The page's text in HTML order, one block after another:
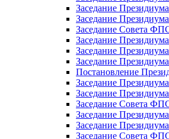
Заседание
Заседание
Заседание Совета
Заседание
Заседание
Заседание
Постановление
Заседание
Заседание
Заседание Совета
Заседание
Заседание
Заседание Совета